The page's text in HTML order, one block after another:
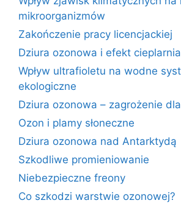
mikroorganizmów
Zakończenie pracy licencjackiej
Dziura ozonowa i efekt
Wpływ ultrafioletu na wodne
ekologiczne
Dziura ozonowa – zagrożenie
Ozon i plamy słoneczne
Dziura ozonowa nad Antarktydą
Szkodliwe promieniowanie
Niebezpieczne freony
Co szkodzi warstwie ozonowej?